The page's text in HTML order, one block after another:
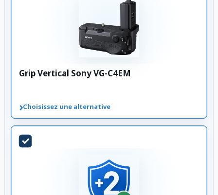
Grip Vertical Sony VG-C4EM
›Choisissez une alternative